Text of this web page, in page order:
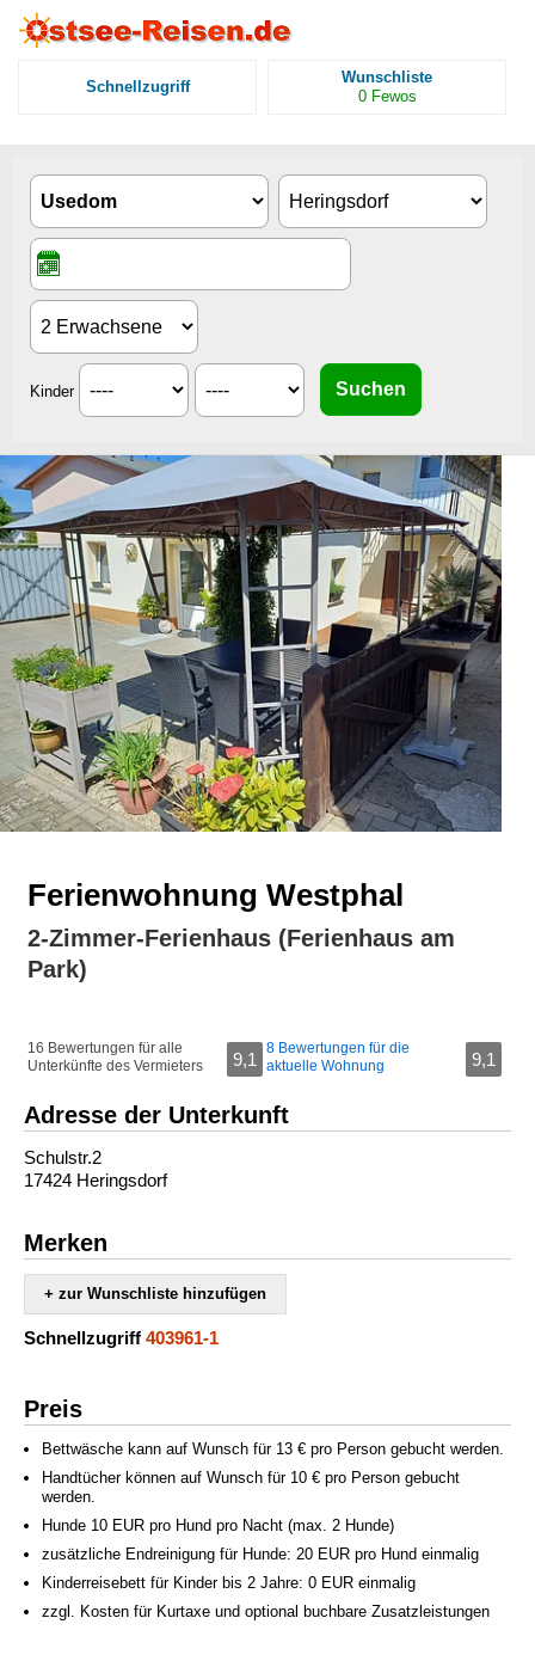
Schnellzugriff
Wunschliste
0 Fewos
Kinder
Ferienwohnung Westphal
2-Zimmer-Ferienhaus (Ferienhaus am
Park)
16 Bewertungen für alle
Unterkünfte des Vermieters
9,1
8 Bewertungen für die
aktuelle Wohnung
9,1
Adresse der Unterkunft
Schulstr.2
17424 Heringsdorf
Merken
+ zur Wunschliste hinzufügen
Schnellzugriff 403961-1
Preis
Bettwäsche kann auf Wunsch für 13 € pro Person gebucht werden.
Handtücher können auf Wunsch für 10 € pro Person gebucht
werden.
Hunde 10 EUR pro Hund pro Nacht (max. 2 Hunde)
zusätzliche Endreinigung für Hunde: 20 EUR pro Hund einmalig
Kinderreisebett für Kinder bis 2 Jahre: 0 EUR einmalig
zzgl. Kosten für Kurtaxe und optional buchbare Zusatzleistungen